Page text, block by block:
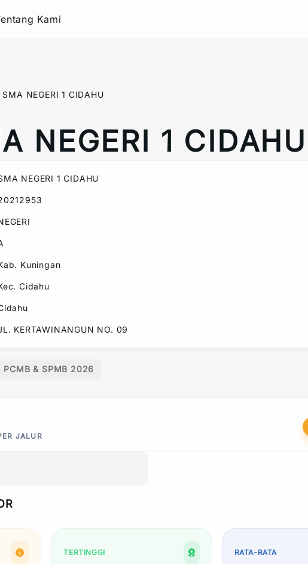
Kami
SMA NEGERI 1 CIDAHU
NEGERI 1 CIDAHU
NEGERI 1 CIDAHU
Kuningan
Cidahu
KERTAWINANGUN NO. 09
PCMB & SPMB 2026
JALUR
TERTINGGI RATA-RATA